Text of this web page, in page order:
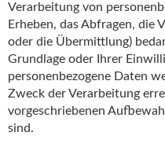
Verarbeitung von
Erheben, das Abfragen, die
oder die Übermittlung)
Grundlage oder Ihrer
personenbezogene Daten
Zweck der Verarbeitung
vorgeschriebenen
sind.